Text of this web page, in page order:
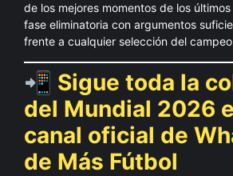
de los mejores momentos de los
fase eliminatoria con argumentos
frente a cualquier selección del
📲 Sigue toda la
del Mundial 2026
canal oficial de
de Más Fútbol